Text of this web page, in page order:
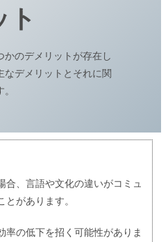
のデメリットが存在し
なデメリットとそれに関
合、言語や文化の違いがコミュ
があります。
率の低下を招く可能性がありま